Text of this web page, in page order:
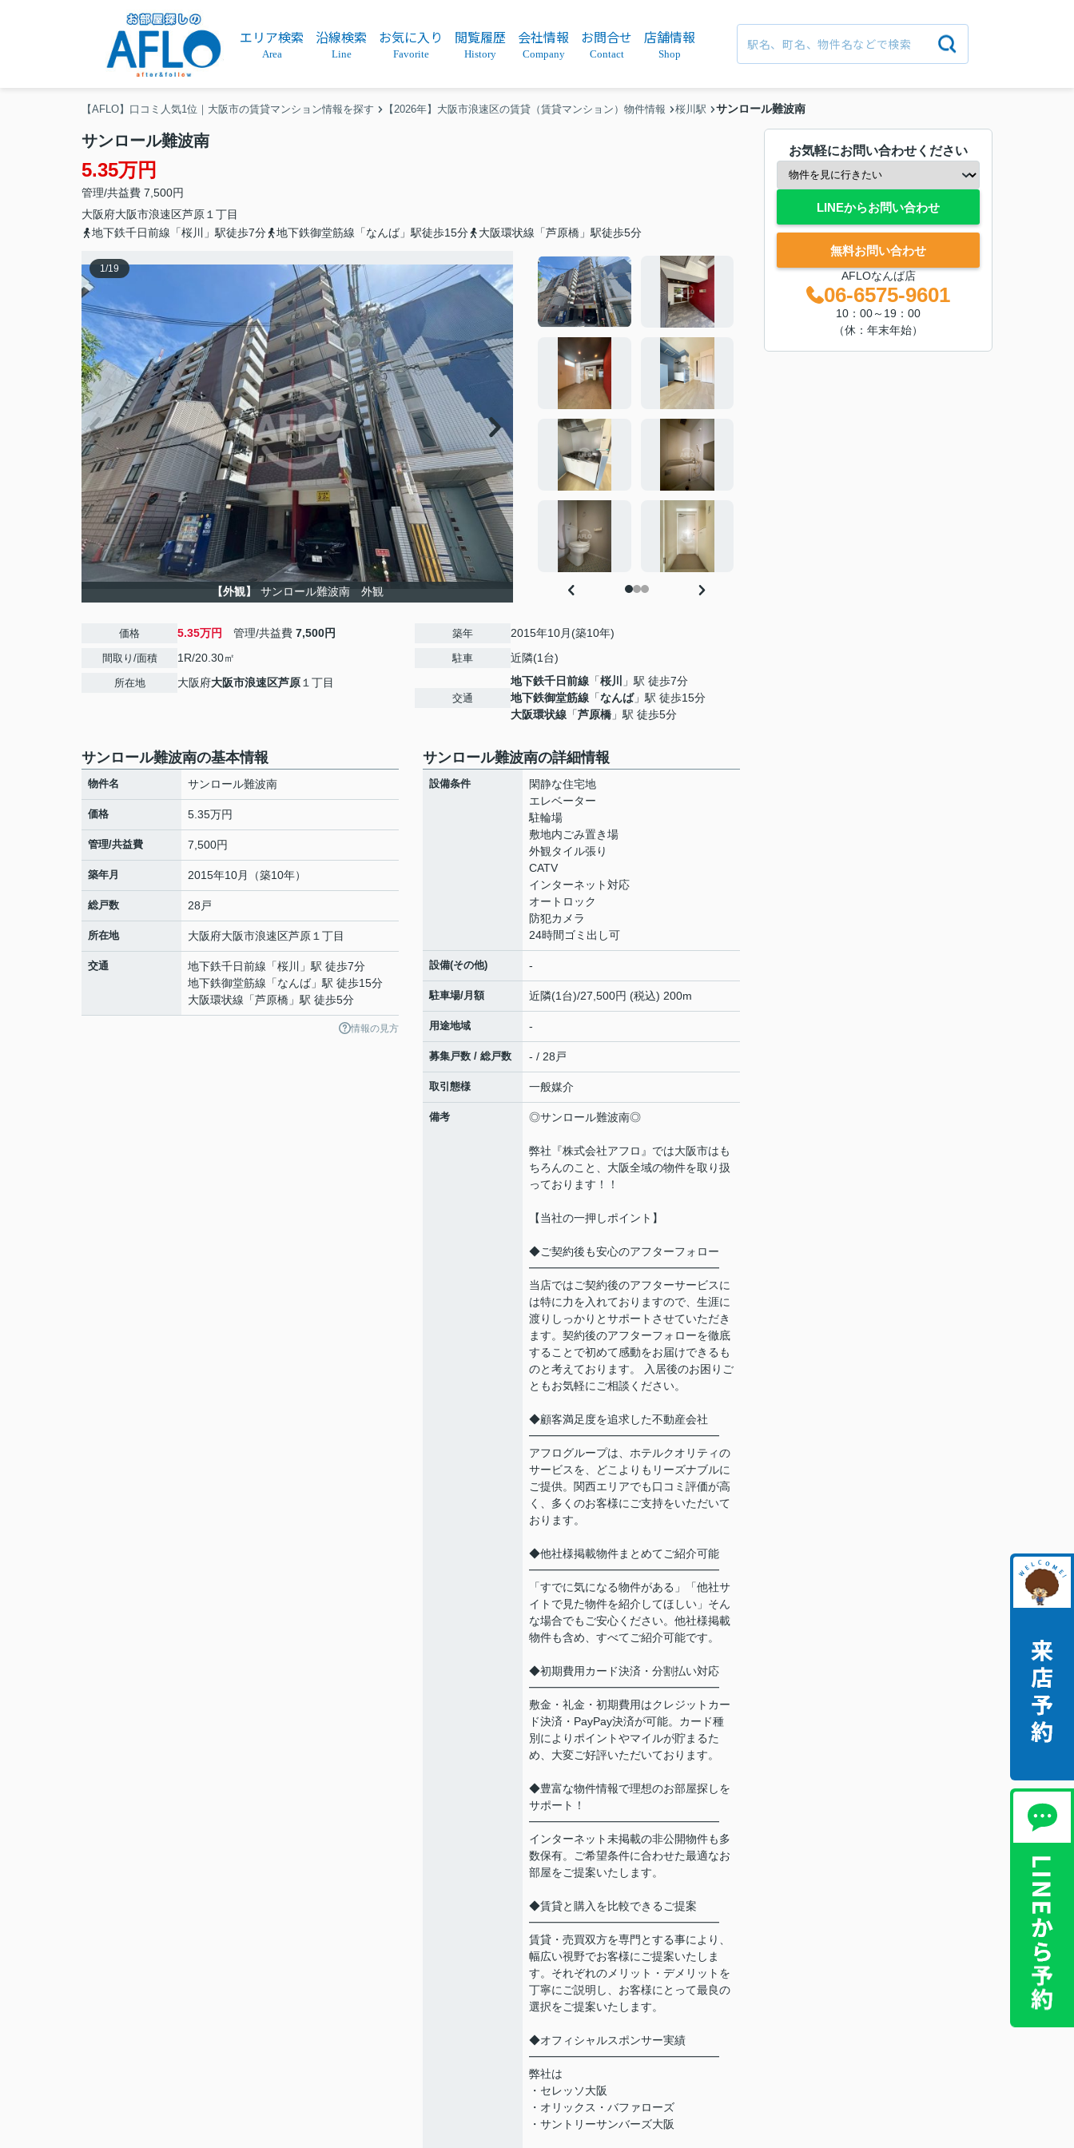
エリア検索
Area
沿線検索
Line
お気に入り
Favorite
閲覧履歴
History
会社情報
Company
お問合せ
Contact
店舗情報
Shop
【AFLO】口コミ人気1位｜大阪市の賃貸マンション情報を探す 【2026年】大阪市浪速区の賃貸（賃貸マンション）物件情報 桜川駅 サンロール難波南
サンロール難波南
5.35万円
管理/共益費 7,500円
大阪府大阪市浪速区芦原 １丁目
地下鉄千日前線「桜川」駅徒歩7分
地下鉄御堂筋線「なんば」駅徒歩15分 大阪環状線「芦原橋」駅徒歩5分
1/19
【外観】 サンロール難波南 外観
価格 5.35万円 管理/共益費 7,500円
間取り/面積 1R/20.30㎡
所在地 大阪府大阪市浪速区芦原 １丁目
築年 2015年10月(築10年)
駐車 近隣(1台)
交通
地下鉄千日前線 「桜川
」駅 徒歩7分
地下鉄御堂筋線 「なんば」駅 徒歩15分
大阪環状線 「芦原橋 」駅 徒歩5分
サンロール難波南の基本情報
物件名 サンロール難波南
価格 5.35万円
管理/共益費 7,500円
築年月 2015年10月（築10年）
総戸数 28戸
所在地 大阪府大阪市浪速区芦原 １丁目
交通 地下鉄千日前線 「桜川
」駅 徒歩7分
地下鉄御堂筋線 「なんば 」駅 徒歩15分
大阪環状線 「芦原橋 」駅 徒歩5分
情報の見方
サンロール難波南の詳細情報
設備条件
閑静な住宅地
エレベーター
駐輪場
敷地内ごみ置き場
外観タイル張り
CATV
インターネット対応
オートロック
防犯カメラ
24時間ゴミ出し可
設備(その他) -
駐車場/月額 近隣(1台)/27,500円 (税込) 200m
用途地域 -
募集戸数 / 総戸数 - / 28戸
取引態様 一般媒介
備考 ◎サンロール難波南◎
弊社『株式会社アフロ』では大阪市はも
ちろんのこと、大阪全域の物件を取り扱
っております！！
【当社の一押しポイント】
◆ご契約後も安心のアフターフォロー
━━━━━━━━━━━━━━━━━
当店ではご契約後のアフターサービスに
は特に力を入れておりますので、生涯に
渡りしっかりとサポートさせていただき
ます。契約後のアフターフォローを徹底
することで初めて感動をお届けできるも
のと考えております。 入居後のお困りご
ともお気軽にご相談ください。
◆顧客満足度を追求した不動産会社
━━━━━━━━━━━━━━━━━
アフログループは、ホテルクオリティの
サービスを、どこよりもリーズナブルに
ご提供。関西エリアでも口コミ評価が高
く、多くのお客様にご支持をいただいて
おります。
◆他社様掲載物件まとめてご紹介可能
━━━━━━━━━━━━━━━━━
「すでに気になる物件がある」「他社サ
イトで見た物件を紹介してほしい」そん
な場合でもご安心ください。他社様掲載
物件も含め、すべてご紹介可能です。
◆初期費用カード決済・分割払い対応
━━━━━━━━━━━━━━━━━
敷金・礼金・初期費用はクレジットカー
ド決済・PayPay決済が可能。カード種
別によりポイントやマイルが貯まるた
め、大変ご好評いただいております。
◆豊富な物件情報で理想のお部屋探しを
サポート！
━━━━━━━━━━━━━━━━━
インターネット未掲載の非公開物件も多
数保有。ご希望条件に合わせた最適なお
部屋をご提案いたします。
◆賃貸と購入を比較できるご提案
━━━━━━━━━━━━━━━━━
賃貸・売買双方を専門とする事により、
幅広い視野でお客様にご提案いたしま
す。それぞれのメリット・デメリットを
丁寧にご説明し、お客様にとって最良の
選択をご提案いたします。
◆オフィシャルスポンサー実績
━━━━━━━━━━━━━━━━━
弊社は
・セレッソ大阪
・オリックス・バファローズ
・サントリーサンバーズ大阪
お気軽にお問い合わせください
LINEからお問い合わせ
無料お問い合わせ
AFLOなんば店
06-6575-9601
10：00～19：00
（休：年末年始）